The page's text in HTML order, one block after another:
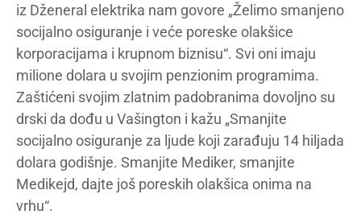
iz Dženeral elektrika nam govore „Želimo smanjeno
socijalno osiguranje i veće poreske olakšice
korporacijama i krupnom biznisu“. Svi oni imaju
milione dolara u svojim penzionim programima.
Zaštićeni svojim zlatnim padobranima dovoljno su
drski da dođu u Vašington i kažu „Smanjite
socijalno osiguranje za ljude koji zarađuju 14 hiljada
dolara godišnje. Smanjite Mediker, smanjite
Medikejd, dajte još poreskih olakšica onima na
vrhu“.